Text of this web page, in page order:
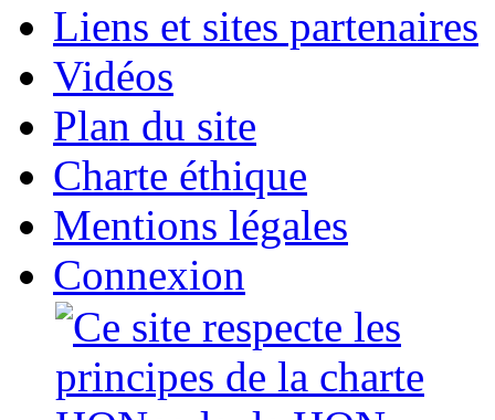
Liens et sites partenaires
Vidéos
Plan du site
Charte éthique
Mentions légales
Connexion